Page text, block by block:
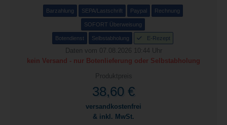
Barzahlung SEPA/Lastschrift Paypal Rechnung
SOFORT Überweisung
Botendienst Selbstabholung E-Rezept
Daten vom 07.08.2026 10:44 Uhr
kein Versand - nur Botenlieferung oder Selbstabholung
Produktpreis
38,60 €
versandkostenfrei
& inkl. MwSt.